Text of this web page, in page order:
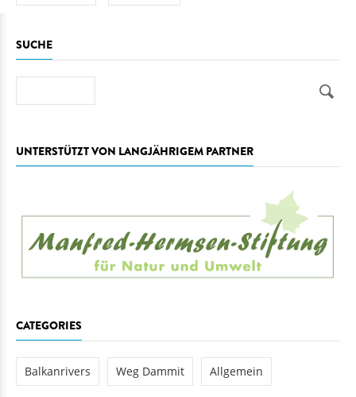
SUCHE
UNTERSTÜTZT VON LANGJÄHRIGEM PARTNER
CATEGORIES
Balkanrivers Weg Dammit Allgemein